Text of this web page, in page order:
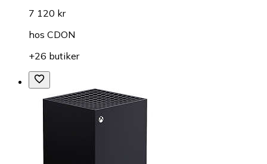
7 120 kr
hos CDON
+26 butiker